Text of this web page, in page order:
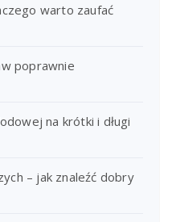
warto zaufać
poprawnie
na krótki i długi
– jak znaleźć dobry